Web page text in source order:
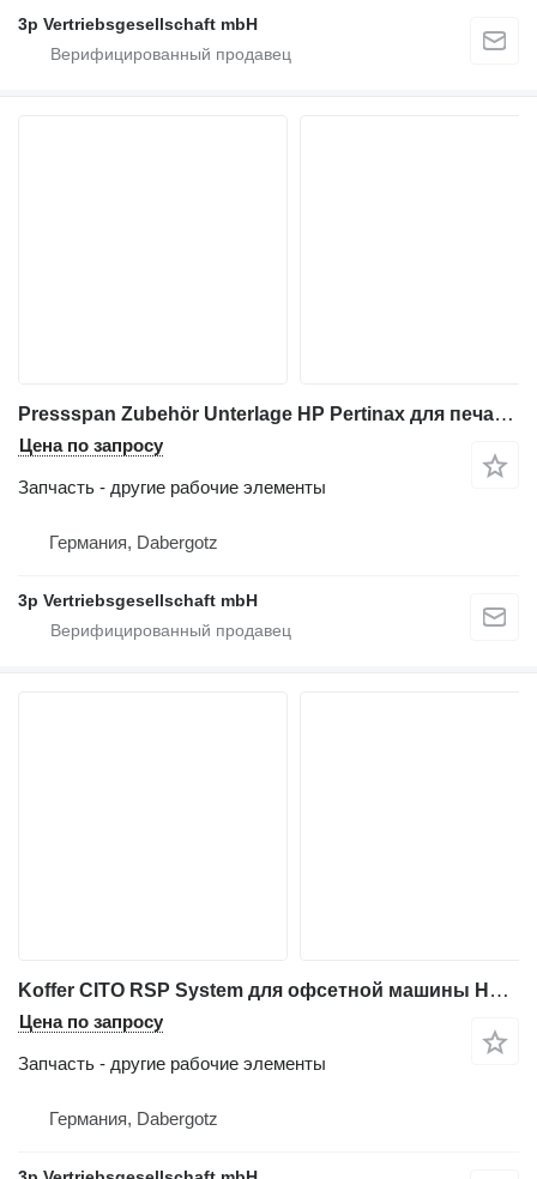
3p Vertriebsgesellschaft mbH
Pressspan Zubehör Unterlage HP Pertinax для печатного оборудования Heidelberg OHT-P und GTP
Цена по запросу
Запчасть - другие рабочие элементы
Германия, Dabergotz
3p Vertriebsgesellschaft mbH
Koffer CITO RSP System для офсетной машины Heidelberg CD 74
Цена по запросу
Запчасть - другие рабочие элементы
Германия, Dabergotz